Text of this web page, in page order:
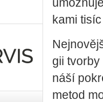
ka­mi
gii
ná­ší
metod